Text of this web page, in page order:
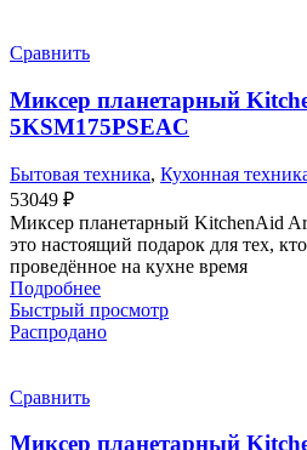
Сравнить
Миксер планетарный
5KSM175PSEAC
Бытовая техника, Кухонная
53049 ₽
Миксер планетарный KitchenAid
это настоящий подарок для тех,
проведённое на кухне время
Подробнее
Быстрый просмотр
Распродано
Сравнить
Миксер планетарный